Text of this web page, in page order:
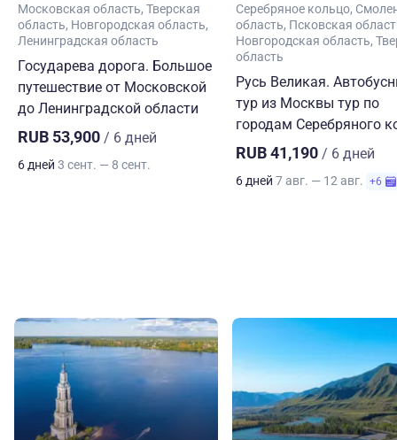
Московская область Тверская
область Новгородская область
Ленинградская область
Государева дорога. Большое
путешествие от Московской
до Ленинградской области
RUB 53,900 / 6 дней
6 дней 3 сент. — 8 сент.
Серебряное кольцо
область Псковская
Новгородская область
область
Русь Великая.
тур из Москвы тур по
городам Серебряного
RUB 41,190 / 6 дней
6 дней 7 авг. — 12 авг. +6